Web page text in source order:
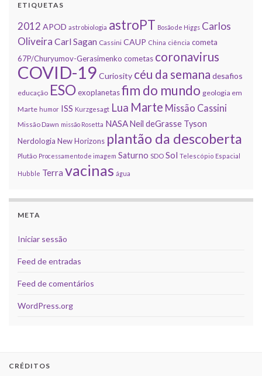
ETIQUETAS
2012 APOD astrobiologia astroPT Bosão de Higgs Carlos
Oliveira Carl Sagan Cassini CAUP China ciência cometa
67P/Churyumov-Gerasimenko cometas coronavirus
COVID-19 Curiosity céu da semana desafios
educação ESOexoplanetasfim do mundo geologia em
Marte humor ISS Kurzgesagt Lua Marte Missão Cassini
Missão Dawn missão Rosetta NASANeil deGrasse Tyson
Nerdologia New Horizons plantão da descoberta
Plutão Processamento de imagem Saturno SDO Sol Telescópio Espacial
Hubble Terra vacinas água
META
Iniciar sessão
Feed de entradas
Feed de comentários
WordPress.org
CRÉDITOS